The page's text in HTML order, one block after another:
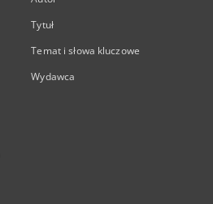
Tytuł
Temat i słowa kluczowe
Wydawca